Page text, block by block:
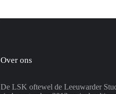
Over ons
De LSK oftewel de Leeuwarder